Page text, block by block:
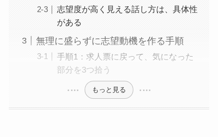
志望度が高く見える話し方は、具体性
がある
無理に盛らずに志望動機を作る手順
手順1：求人票に戻って、気になった
部分を3つ拾う
もっと見る